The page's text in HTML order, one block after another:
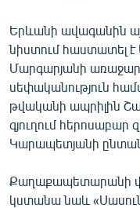
ԱՐԽԻՎ
ՏԵՍԱՆՅՈՒԹԵՐ
ԲԱՆԱՎԵՃ
ՁԳՏԵԼՈՎ
ՓՈԴՔԱՍԹ
Հայերեն
Երևանի ավագանին
նիստում հաստատել
Մարգարյանի
սեփականություն
թվականի ապրիլին
գյուղում
Կարապետյանի
Քաղաքապետարանի
կստանա նաև